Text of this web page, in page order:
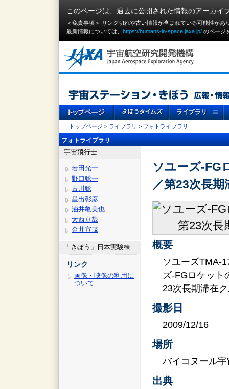
このページは、過去に公開された情報のアーカイ
＜免責事項＞ リンク切れや古い情報が含まれている可能性が
最新情報については、 https://humans-in-space.jaxa.jp/ のページ
トップページ > ライブラリ > フォトライブラリ
フォトライブラリ
宇宙飛行士
若田光一
野口聡一
古川聡
星出彰彦
油井亀美也
大西卓哉
金井宣茂
「きぼう」日本実験棟
リンク
画像・映像の利用に
ついて
ソユーズ-FG
／第23次長
概要
ソユーズTMA-
ズ-FGロケット
23次長期滞在
撮影日
2009/12/16
場所
バイコヌール
出典